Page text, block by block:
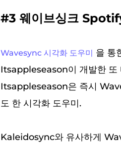
#3 웨이브싱크
Wavesync 시각화 도우미 을 통
Itsappleseason이 개발한 또
Itsappleseason은 즉시
도 한 시각화 도우미.
Kaleidosync와 유사하게